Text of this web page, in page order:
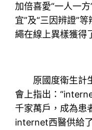
加倍喜愛“一人一
宜”及“三因辨證”
繩在線上異樣獲得
原國度衛生計生
會上指出：
千家萬戶，成為患
internet西醫供給